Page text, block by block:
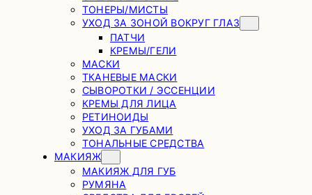
ТОНЕРЫ/МИСТЫ
УХОД ЗА ЗОНОЙ ВОКРУГ ГЛАЗ
ПАТЧИ
КРЕМЫ/ГЕЛИ
МАСКИ
ТКАНЕВЫЕ МАСКИ
СЫВОРОТКИ / ЭССЕНЦИИ
КРЕМЫ ДЛЯ ЛИЦА
РЕТИНОИДЫ
УХОД ЗА ГУБАМИ
ТОНАЛЬНЫЕ СРЕДСТВА
МАКИЯЖ
МАКИЯЖ ДЛЯ ГУБ
РУМЯНА